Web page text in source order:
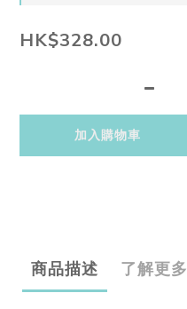
HK$328.00
加入購物車
商品描述 了解更多